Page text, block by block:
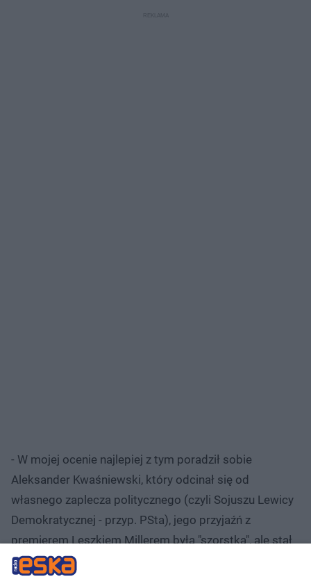
- W mojej ocenie najlepiej z tym poradził sobie
Aleksander Kwaśniewski, który odcinał się od
własnego zaplecza politycznego (czyli Sojuszu Lewicy
Demokratycznej - przyp. PSta), jego przyjaźń z
premierem Leszkiem Millerem była "szorstka", ale stał
się prezydentem ponadpartyjnym i do dziś jest
punktem odniesienia - zaznacza profesor Kasińska-